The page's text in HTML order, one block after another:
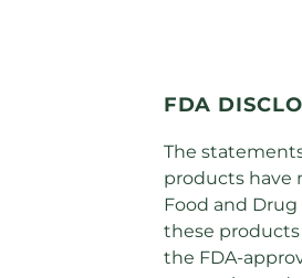
FDA
The
products have
Food and
these
the FDA-